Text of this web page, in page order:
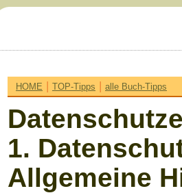
HOME | TOP-Tipps | alle Buch-Tipps
1.
Allgemeine